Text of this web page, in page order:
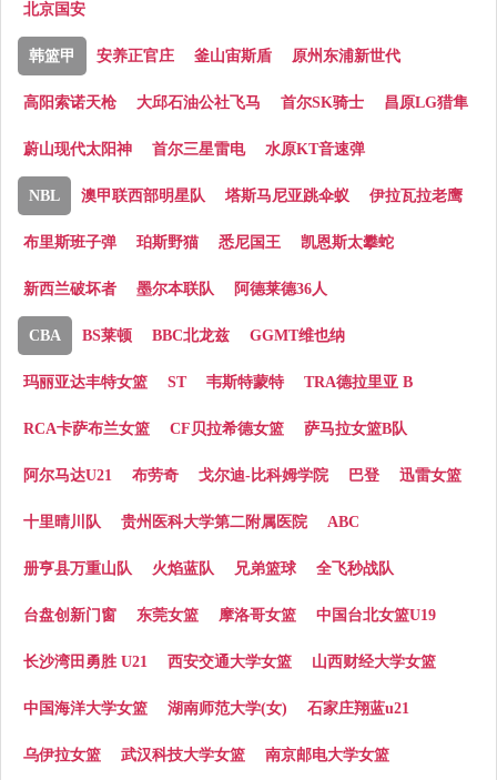
北京国安
韩篮甲 安养正官庄 釜山宙斯盾 原州东浦新世代
高阳索诺天枪 大邱石油公社飞马 首尔SK骑士 昌原LG猎隼
蔚山现代太阳神 首尔三星雷电 水原KT音速弹
NBL 澳甲联西部明星队 塔斯马尼亚跳伞蚁 伊拉瓦拉老鹰
布里斯班子弹 珀斯野猫 悉尼国王 凯恩斯太攀蛇
新西兰破坏者 墨尔本联队 阿德莱德36人
CBA BS莱顿 BBC北龙兹 GGMT维也纳
玛丽亚达丰特女篮 ST 韦斯特蒙特 TRA德拉里亚 B
RCA卡萨布兰女篮 CF贝拉希德女篮 萨马拉女篮B队
阿尔马达U21 布劳奇 戈尔迪-比科姆学院 巴登 迅雷女篮
十里晴川队 贵州医科大学第二附属医院 ABC
册亨县万重山队 火焰蓝队 兄弟篮球 全飞秒战队
台盘创新门窗 东莞女篮 摩洛哥女篮 中国台北女篮U19
长沙湾田勇胜 U21 西安交通大学女篮 山西财经大学女篮
中国海洋大学女篮 湖南师范大学(女) 石家庄翔蓝u21
乌伊拉女篮 武汉科技大学女篮 南京邮电大学女篮